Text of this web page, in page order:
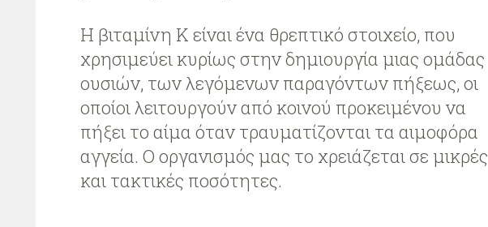
Η βιταμίνη Κ είναι ένα θρεπτικό στοιχείο, που
χρησιμεύει κυρίως στην δημιουργία μιας ομάδας
ουσιών, των λεγόμενων παραγόντων πήξεως, οι
οποίοι λειτουργούν από κοινού προκειμένου να
πήξει το αίμα όταν τραυματίζονται τα αιμοφόρα
αγγεία. Ο οργανισμός μας το χρειάζεται σε μικρές
και τακτικές ποσότητες.